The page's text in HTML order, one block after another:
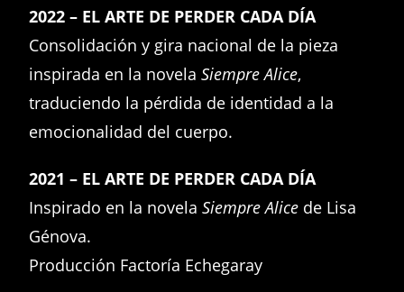
2022 – EL ARTE DE PERDER CADA DÍA
Consolidación y gira nacional de la pieza
inspirada en la novelaSiempre Alice,
traduciendo la pérdida de identidad a la
emocionalidad del cuerpo.
2021 – EL ARTE DE PERDER CADA DÍA
Inspirado en la novelaSiempre Alice de Lisa
Génova.
Producción Factoría Echegaray